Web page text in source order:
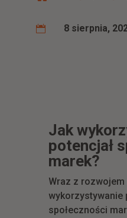
 8 sierpnia,
Jak
potencjał
marek?
Wraz z rozwojem
wykorzystywanie
społeczności